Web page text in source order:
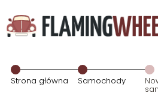
Strona główna Samochody